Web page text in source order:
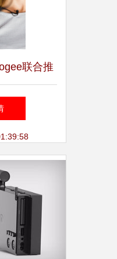
联合推
iOS设备的
筒